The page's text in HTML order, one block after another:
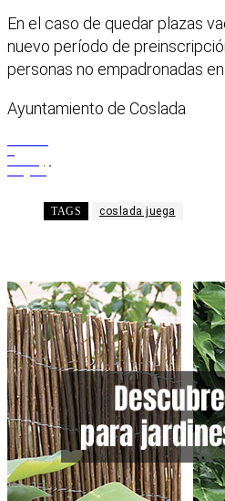
En el caso de quedar plazas
nuevo período de
personas no empadronadas
Ayuntamiento de Coslada
TAGS coslada juega